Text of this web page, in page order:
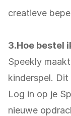
creatieve
3.Hoe bestel
Speekly
kinderspel.
Log in op je
nieuwe